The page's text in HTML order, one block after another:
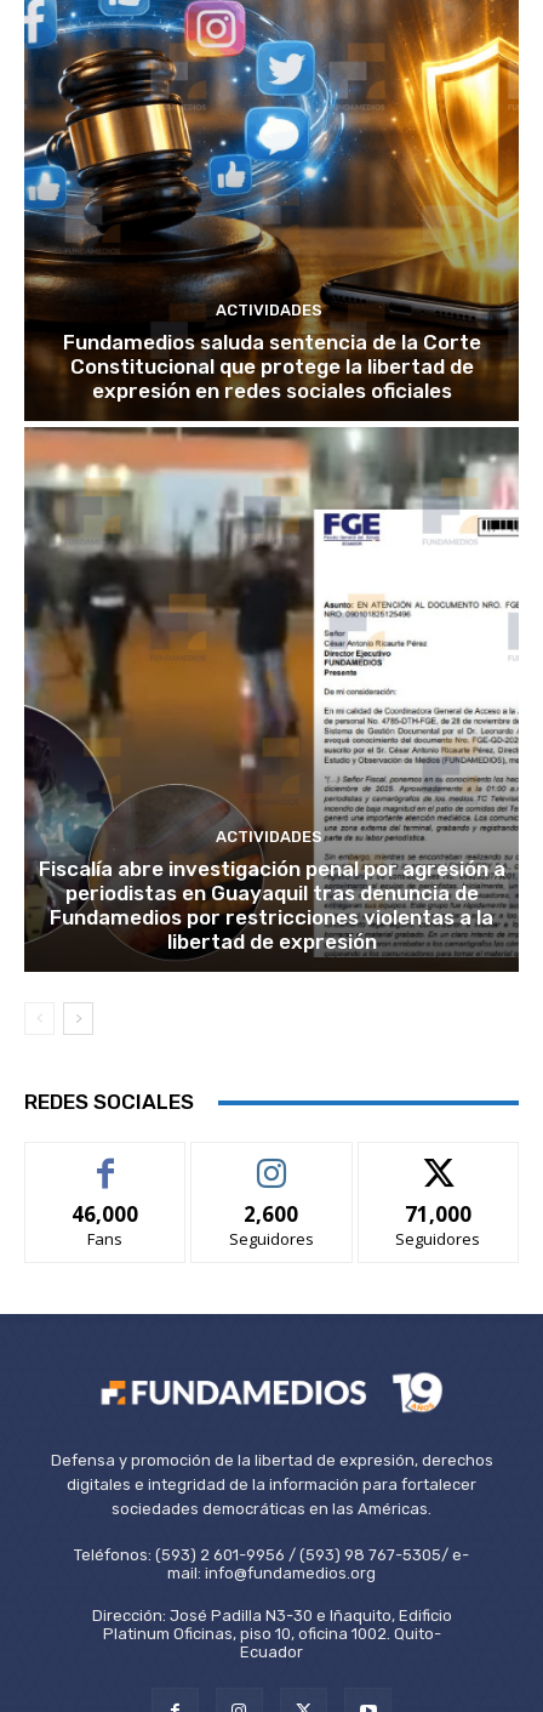
ACTIVIDADES
Fundamedios saluda sentencia de la Corte
Constitucional que protege la libertad de
expresión en redes sociales oficiales
ACTIVIDADES
Fiscalía abre investigación penal por agresión a
periodistas en Guayaquil tras denuncia de
Fundamedios por restricciones violentas a la
libertad de expresión
REDES SOCIALES
46,000
Fans
2,600
Seguidores
71,000
Seguidores
Defensa y promoción de la libertad de expresión, derechos
digitales e integridad de la información para fortalecer
sociedades democráticas en las Américas.
Teléfonos: (593) 2 601-9956 / (593) 98 767-5305/ e-
mail: info@fundamedios.org
Dirección: José Padilla N3-30 e Iñaquito, Edificio
Platinum Oficinas, piso 10, oficina 1002. Quito-
Ecuador